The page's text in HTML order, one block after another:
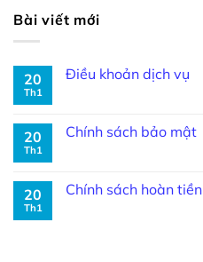
Bài viết mới
20
Th1
Điều khoản dịch vụ
20
Th1
Chính sách bảo mật
20
Th1
Chính sách hoàn tiền